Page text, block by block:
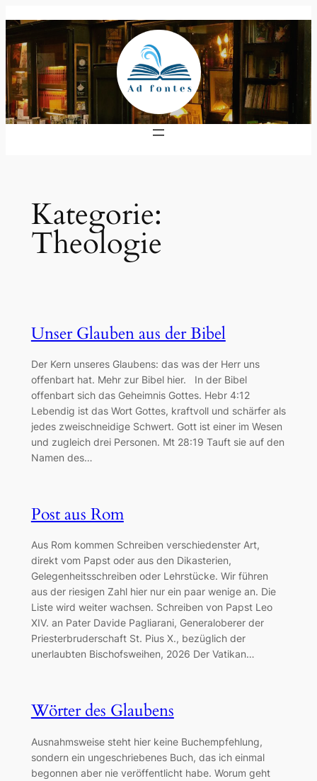
Inhalt
springen
Kategorie:
Theologie
Unser Glauben aus der Bibel
Der Kern unseres Glaubens: das was der Herr uns
offenbart hat. Mehr zur Bibel hier. In der Bibel
offenbart sich das Geheimnis Gottes. Hebr 4:12
Lebendig ist das Wort Gottes, kraftvoll und schärfer als
jedes zweischneidige Schwert. Gott ist einer im Wesen
und zugleich drei Personen. Mt 28:19 Tauft sie auf den
Namen des…
Post aus Rom
Aus Rom kommen Schreiben verschiedenster Art,
direkt vom Papst oder aus den Dikasterien,
Gelegenheitsschreiben oder Lehrstücke. Wir führen
aus der riesigen Zahl hier nur ein paar wenige an. Die
Liste wird weiter wachsen. Schreiben von Papst Leo
XIV. an Pater Davide Pagliarani, Generaloberer der
Priesterbruderschaft St. Pius X., bezüglich der
unerlaubten Bischofsweihen, 2026 Der Vatikan…
Wörter des Glaubens
Ausnahmsweise steht hier keine Buchempfehlung,
sondern ein ungeschriebenes Buch, das ich einmal
begonnen aber nie veröffentlicht habe. Worum geht